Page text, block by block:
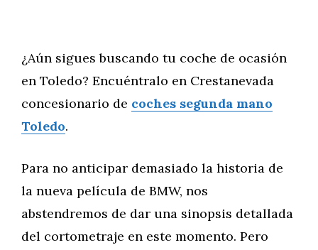
¿Aún sigues buscando tu coche de ocasión
en Toledo? Encuéntralo en Crestanevada
concesionario de coches segunda mano
Toledo.
Para no anticipar demasiado la historia de
la nueva película de BMW, nos
abstendremos de dar una sinopsis detallada
del cortometraje en este momento. Pero